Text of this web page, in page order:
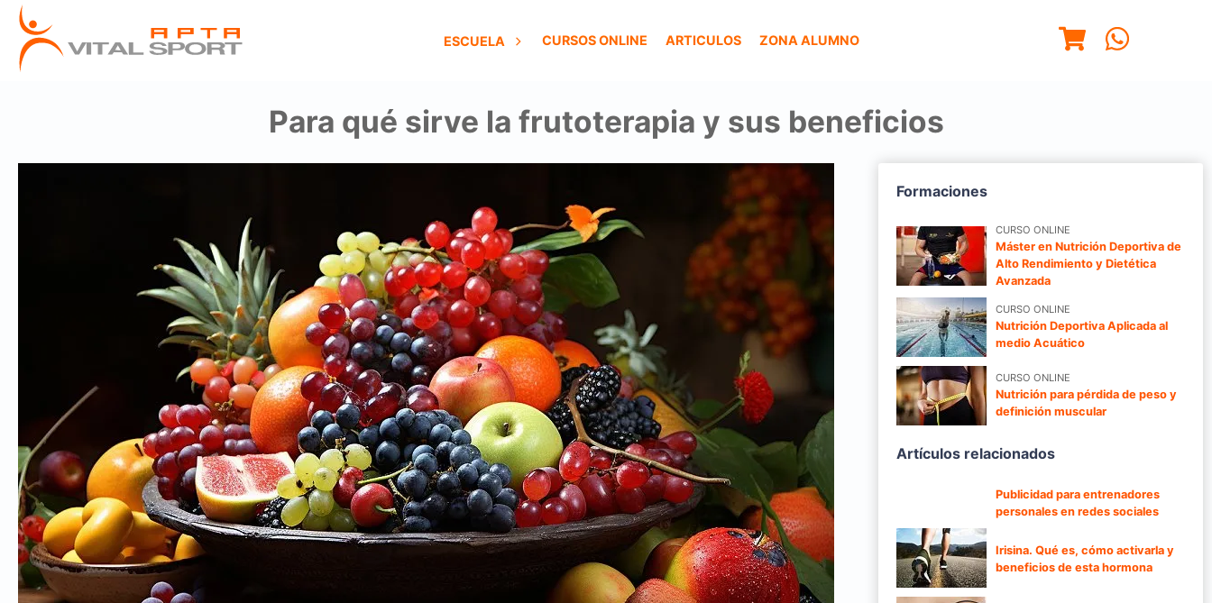
ESCUELA CURSOS ONLINE ARTICULOS ZONA ALUMNO
Para qué sirve la frutoterapia y sus beneficios
Formaciones
CURSO ONLINE
Máster en Nutrición Deportiva de
Alto Rendimiento y Dietética
Avanzada
CURSO ONLINE
Nutrición Deportiva Aplicada al
medio Acuático
CURSO ONLINE
Nutrición para pérdida de peso y
definición muscular
Artículos relacionados
Publicidad para entrenadores
personales en redes sociales
Irisina. Qué es, cómo activarla y
beneficios de esta hormona